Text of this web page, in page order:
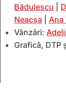
Bădulescu
Neacșa
Ana
Vânzări:
Grafică, DTP